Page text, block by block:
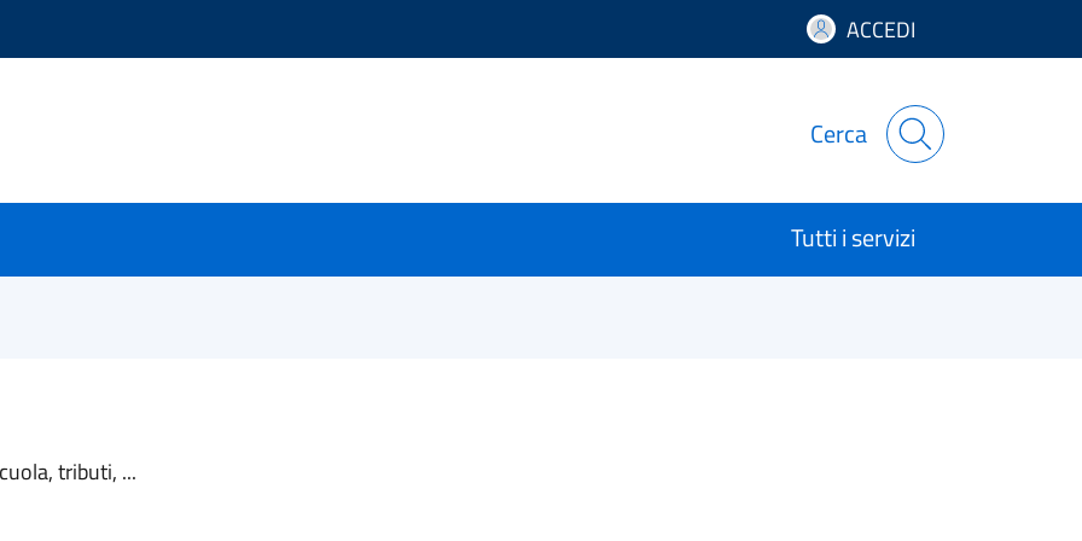
ACCEDI
Cerca
Tutti i servizi
tributi, ...